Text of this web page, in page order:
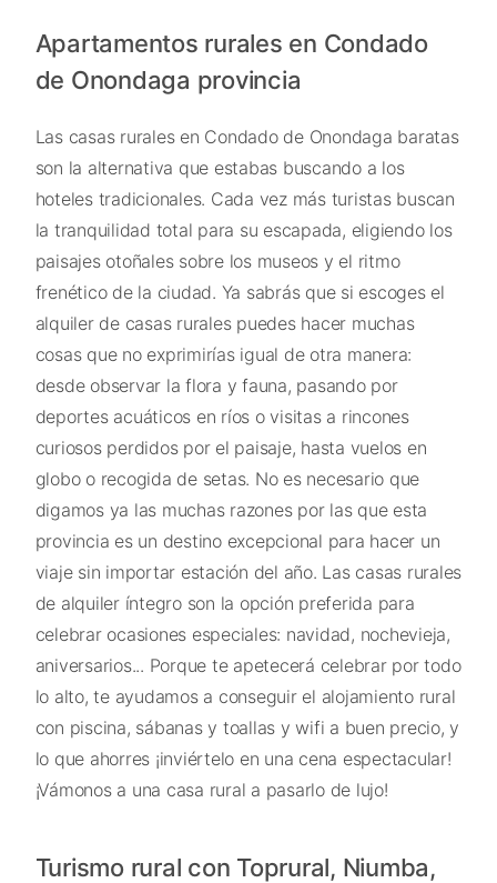
Apartamentos rurales en Condado
de Onondaga provincia
Las casas rurales en Condado de Onondaga baratas
son la alternativa que estabas buscando a los
hoteles tradicionales. Cada vez más turistas buscan
la tranquilidad total para su escapada, eligiendo los
paisajes otoñales sobre los museos y el ritmo
frenético de la ciudad. Ya sabrás que si escoges el
alquiler de casas rurales puedes hacer muchas
cosas que no exprimirías igual de otra manera:
desde observar la flora y fauna, pasando por
deportes acuáticos en ríos o visitas a rincones
curiosos perdidos por el paisaje, hasta vuelos en
globo o recogida de setas. No es necesario que
digamos ya las muchas razones por las que esta
provincia es un destino excepcional para hacer un
viaje sin importar estación del año. Las casas rurales
de alquiler íntegro son la opción preferida para
celebrar ocasiones especiales: navidad, nochevieja,
aniversarios... Porque te apetecerá celebrar por todo
lo alto, te ayudamos a conseguir el alojamiento rural
con piscina, sábanas y toallas y wifi a buen precio, y
lo que ahorres ¡inviértelo en una cena espectacular!
¡Vámonos a una casa rural a pasarlo de lujo!
Turismo rural con Toprural, Niumba,